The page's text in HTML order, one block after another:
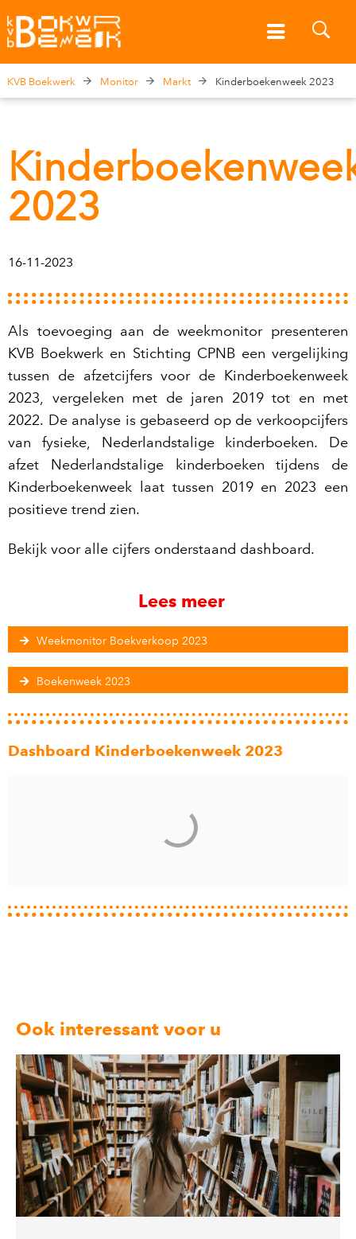
KVB Boekwerk Monitor Markt Kinderboekenweek 2023
2023
16-11-2023
Als toevoeging aan de weekmonitor presenteren
KVB Boekwerk en Stichting CPNB een vergelijking
tussen de afzetcijfers voor de Kinderboekenweek
2023, vergeleken met de jaren 2019 tot en met
2022. De analyse is gebaseerd op de verkoopcijfers
van fysieke, Nederlandstalige kinderboeken. De
afzet Nederlandstalige kinderboeken tijdens de
Kinderboekenweek laat tussen 2019 en 2023 een
positieve trend zien.
Bekijk voor alle cijfers onderstaand dashboard.
Lees meer
Weekmonitor Boekverkoop 2023
Boekenweek 2023
Dashboard Kinderboekenweek 2023
Ook interessant voor u